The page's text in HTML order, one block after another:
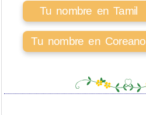
Tu nombre en Tamil
Tu nombre en Coreano